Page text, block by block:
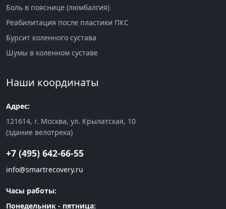
Боль в пояснице (люмбалгия)
Реабилитация после пластики ПКС
Бурсит коленного сустава
Шумы в коленном суставе
Наши координаты
Адрес:
121614, г. Москва, ул. Крылатская, 10
(здание велотрека)
+7 (495) 642-66-55
info@smartrecovery.ru
Часы работы:
Понедельник - пятница: